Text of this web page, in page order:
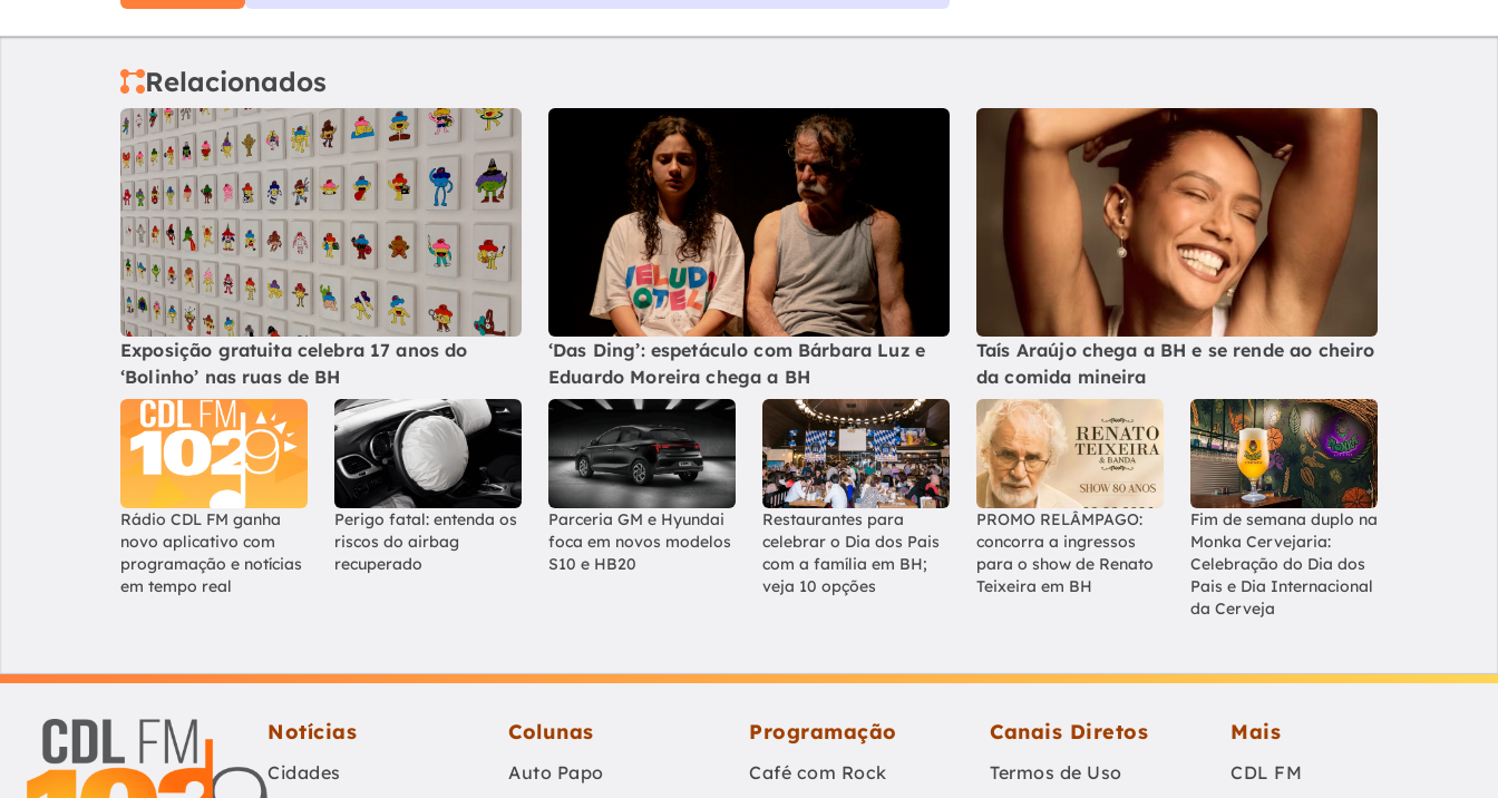
Relacionados
Exposição gratuita celebra 17 anos do
‘Bolinho’ nas ruas de BH
‘Das Ding’: espetáculo com Bárbara Luz e
Eduardo Moreira chega a BH
Taís Araújo chega a BH e se rende ao cheiro
da comida mineira
Rádio CDL FM ganha
novo aplicativo com
programação e notícias
em tempo real
Perigo fatal: entenda os
riscos do airbag
recuperado
Parceria GM e Hyundai
foca em novos modelos
S10 e HB20
Restaurantes para
celebrar o Dia dos Pais
com a família em BH;
veja 10 opções
PROMO RELÂMPAGO:
concorra a ingressos
para o show de Renato
Teixeira em BH
Fim de semana duplo na
Monka Cervejaria:
Celebração do Dia dos
Pais e Dia Internacional
da Cerveja
Notícias
Cidades
Colunas
Auto Papo
Programação
Café com Rock
Canais Diretos
Termos de Uso
Mais
CDL FM